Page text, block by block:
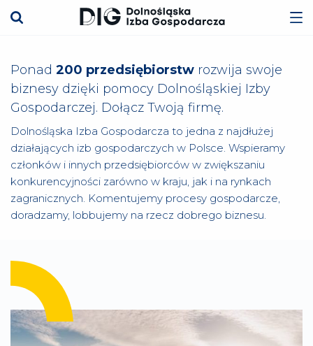
Ponad 200 przedsiębiorstw rozwija swoje
biznesy dzięki pomocy Dolnośląskiej Izby
Gospodarczej. Dołącz Twoją firmę.
Dolnośląska Izba Gospodarcza to jedna z najdłużej
działających izb gospodarczych w Polsce. Wspieramy
członków i innych przedsiębiorców w zwiększaniu
konkurencyjności zarówno w kraju, jak i na rynkach
zagranicznych. Komentujemy procesy gospodarcze,
doradzamy, lobbujemy na rzecz dobrego biznesu.